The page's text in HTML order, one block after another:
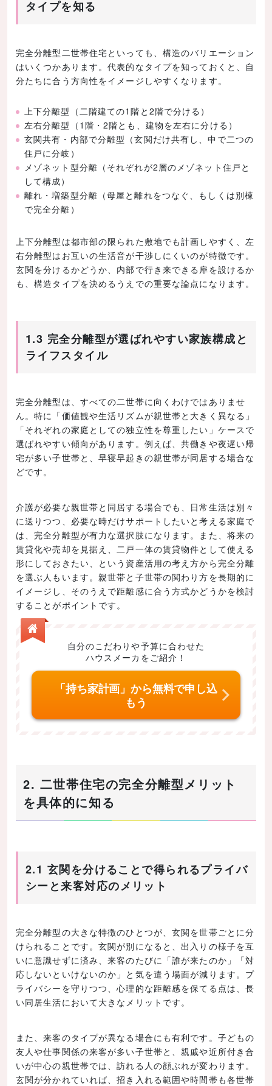
タイプを知る
完全分離型二世帯住宅といっても、構造のバリエーション
はいくつかあります。代表的なタイプを知っておくと、自
分たちに合う方向性をイメージしやすくなります。
上下分離型（二階建ての1階と2階で分ける）
左右分離型（1階・2階とも、建物を左右に分ける）
玄関共有・内部で分離型（玄関だけ共有し、中で二つの
住戸に分岐）
メゾネット型分離（それぞれが2層のメゾネット住戸と
して構成）
離れ・増築型分離（母屋と離れをつなぐ、もしくは別棟
で完全分離）
上下分離型は都市部の限られた敷地でも計画しやすく、左
右分離型はお互いの生活音が干渉しにくいのが特徴です。
玄関を分けるかどうか、内部で行き来できる扉を設けるか
も、構造タイプを決めるうえでの重要な論点になります。
1.3 完全分離型が選ばれやすい家族構成と
ライフスタイル
完全分離型は、すべての二世帯に向くわけではありませ
ん。特に「価値観や生活リズムが親世帯と大きく異なる」
「それぞれの家庭としての独立性を尊重したい」ケースで
選ばれやすい傾向があります。例えば、共働きや夜遅い帰
宅が多い子世帯と、早寝早起きの親世帯が同居する場合な
どです。
介護が必要な親世帯と同居する場合でも、日常生活は別々
に送りつつ、必要な時だけサポートしたいと考える家庭で
は、完全分離型が有力な選択肢になります。また、将来の
賃貸化や売却を見据え、二戸一体の賃貸物件として使える
形にしておきたい、という資産活用の考え方から完全分離
を選ぶ人もいます。親世帯と子世帯の関わり方を長期的に
イメージし、そのうえで距離感に合う方式かどうかを検討
することがポイントです。
自分のこだわりや予算に合わせた
ハウスメーカをご紹介！
「持ち家計画」から無料で申し込
もう
2. 二世帯住宅の完全分離型メリット
を具体的に知る
2.1 玄関を分けることで得られるプライバ
シーと来客対応のメリット
完全分離型の大きな特徴のひとつが、玄関を世帯ごとに分
けられることです。玄関が別になると、出入りの様子を互
いに意識せずに済み、来客のたびに「誰が来たのか」「対
応しないといけないのか」と気を遣う場面が減ります。プ
ライバシーを守りつつ、心理的な距離感を保てる点は、長
い同居生活において大きなメリットです。
また、来客のタイプが異なる場合にも有利です。子どもの
友人や仕事関係の来客が多い子世帯と、親戚や近所付き合
いが中心の親世帯では、訪れる人の顔ぶれが変わります。
玄関が分かれていれば、招き入れる範囲や時間帯も各世帯